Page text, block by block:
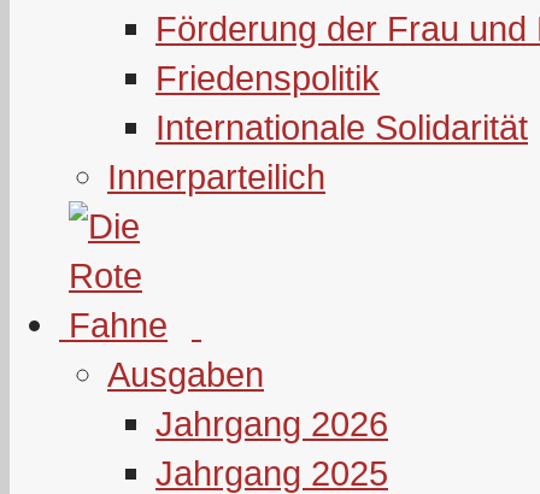
Förderung der Frau und
Friedenspolitik
Internationale Solidarität
Innerparteilich
Ausgaben
Jahrgang 2026
Jahrgang 2025